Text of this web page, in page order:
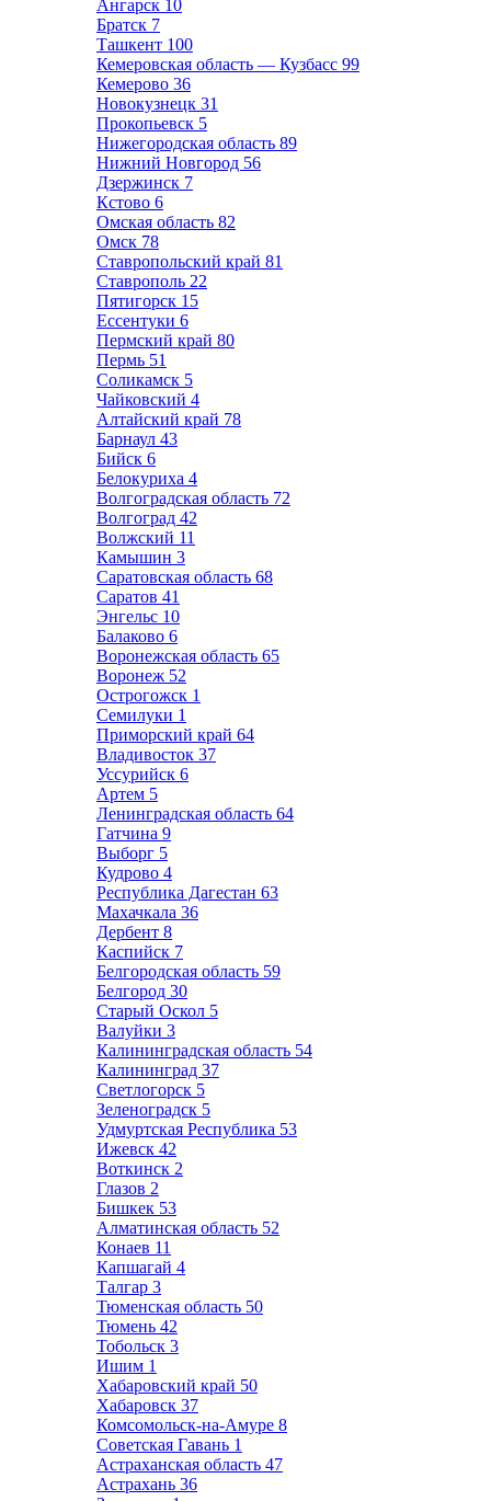
Ангарск 10
Братск 7
Ташкент 100
Кемеровская область — Кузбасс 99
Кемерово 36
Новокузнецк 31
Прокопьевск 5
Нижегородская область 89
Нижний Новгород 56
Дзержинск 7
Кстово 6
Омская область 82
Омск 78
Ставропольский край 81
Ставрополь 22
Пятигорск 15
Ессентуки 6
Пермский край 80
Пермь 51
Соликамск 5
Чайковский 4
Алтайский край 78
Барнаул 43
Бийск 6
Белокуриха 4
Волгоградская область 72
Волгоград 42
Волжский 11
Камышин 3
Саратовская область 68
Саратов 41
Энгельс 10
Балаково 6
Воронежская область 65
Воронеж 52
Острогожск 1
Семилуки 1
Приморский край 64
Владивосток 37
Уссурийск 6
Артем 5
Ленинградская область 64
Гатчина 9
Выборг 5
Кудрово 4
Республика Дагестан 63
Махачкала 36
Дербент 8
Каспийск 7
Белгородская область 59
Белгород 30
Старый Оскол 5
Валуйки 3
Калининградская область 54
Калининград 37
Светлогорск 5
Зеленоградск 5
Удмуртская Республика 53
Ижевск 42
Воткинск 2
Глазов 2
Бишкек 53
Алматинская область 52
Конаев 11
Капшагай 4
Талгар 3
Тюменская область 50
Тюмень 42
Тобольск 3
Ишим 1
Хабаровский край 50
Хабаровск 37
Комсомольск-на-Амуре 8
Советская Гавань 1
Астраханская область 47
Астрахань 36